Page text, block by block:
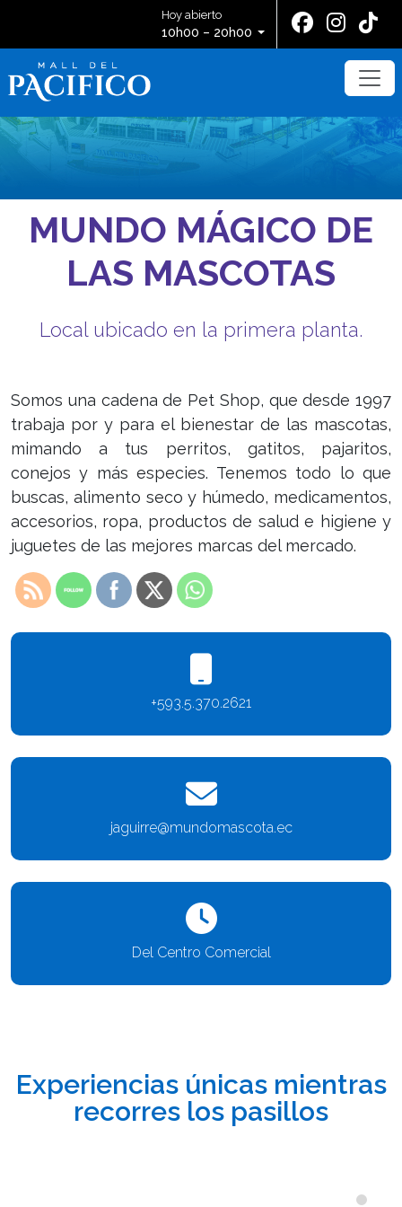
Hoy abierto
10h00 – 20h00
MUNDO MÁGICO DE
LAS MASCOTAS
Local ubicado en la primera planta.
Somos una cadena de Pet Shop, que desde 1997
trabaja por y para el bienestar de las mascotas,
mimando a tus perritos, gatitos, pajaritos,
conejos y más especies. Tenemos todo lo que
buscas, alimento seco y húmedo, medicamentos,
accesorios, ropa, productos de salud e higiene y
juguetes de las mejores marcas del mercado.
+593.5.370.2621
jaguirre@mundomascota.ec
Del Centro Comercial
Experiencias únicas mientras
recorres los pasillos